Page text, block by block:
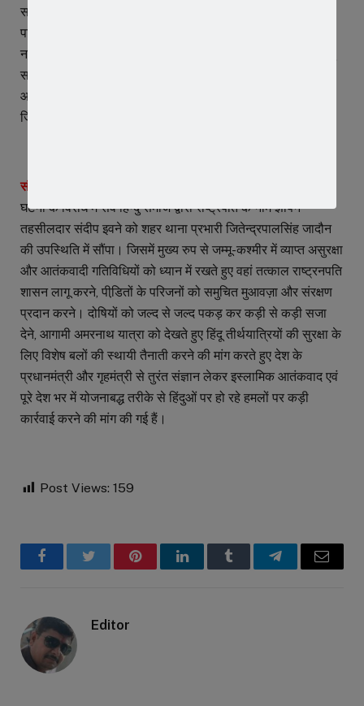
सर्व हिन्दु समाज की जन अक्रोश रैली घंटाघर चौराहे पर पहुंची, जहां
पाकिस्तान मुर्दाबाद …. सुअर की औलादों को गोली मारो सालों को जैसे
नारे लगाए। जन आक्रोश रैली में तिरंगे साथ भगवा ध्वज लेकर सर्व हिन्दु
समाज के लोग शामिल हुए। सभी ने अपने अपने विचार रखते हुए
आंतकवादियों द्वारा की गई इस कारयाना करतूत की जमकर निंदा की।
जिसके बाद चौराहे पर आतंकवाद के पूतले का दहन किया गया।
सौंपा राष्ट्रपति के नाम ज्ञापन –
घटना के विरोध में सर्व हिन्दु समाज द्वारा राष्ट्रपति के नाम ज्ञापन
तहसीलदार संदीप इवने को शहर थाना प्रभारी जितेन्द्रपालसिंह जादौन
की उपस्थिति में सौंपा। जिसमें मुख्य रुप से जम्मू-कश्मीर में व्याप्त असुरक्षा
और आतंकवादी गतिविधियों को ध्यान में रखते हुए वहां तत्काल राष्ट्रनपति
शासन लागू करने, पीडि़तों के परिजनों को समुचित मुआवज़ा और संरक्षण
प्रदान करने। दोषियों को जल्द से जल्द पकड़ कर कड़ी से कड़ी सजा
देने, आगामी अमरनाथ यात्रा को देखते हुए हिंदू तीर्थयात्रियों की सुरक्षा के
लिए विशेष बलों की स्थायी तैनाती करने की मांग करते हुए देश के
प्रधानमंत्री और गृहमंत्री से तुरंत संज्ञान लेकर इस्लामिक आतंकवाद एवं
पूरे देश भर में योजनाबद्ध तरीके से हिंदुओं पर हो रहे हमलों पर कड़ी
कार्रवाई करने की मांग की गई हैं।
Post Views: 159
FacebookTwitter PinterestLinkedInTumblr TelegramEmail
Editor